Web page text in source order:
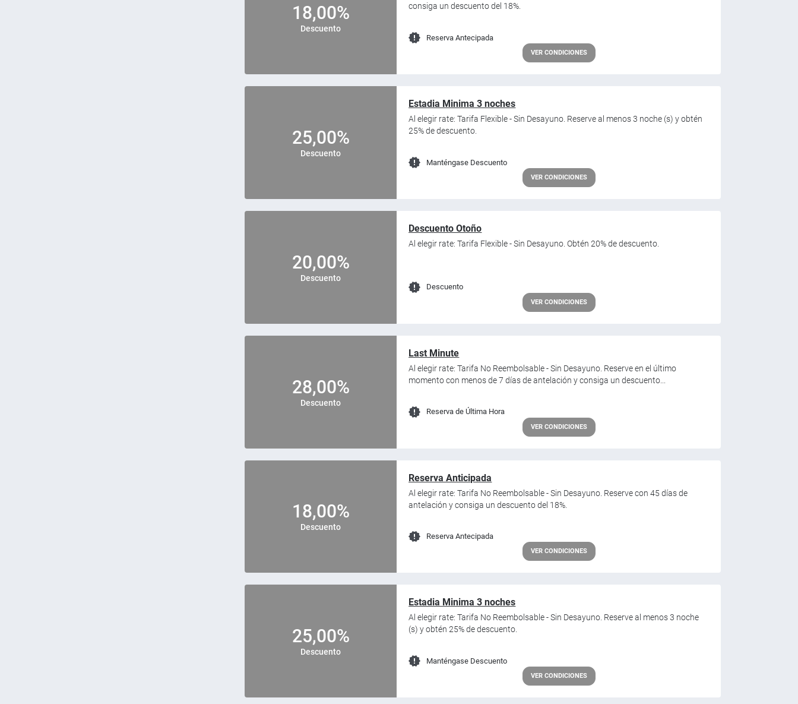
18,00%
Descuento
consiga un descuento del 18%.
Reserva Antecipada
VER CONDICIONES
25,00%
Descuento
Estadia Minima 3 noches
Al elegir rate: Tarifa Flexible - Sin Desayuno. Reserve al menos 3 noche (s) y obtén
25% de descuento.
Manténgase Descuento
VER CONDICIONES
20,00%
Descuento
Descuento Otoño
Al elegir rate: Tarifa Flexible - Sin Desayuno. Obtén 20% de descuento.
Descuento
VER CONDICIONES
28,00%
Descuento
Last Minute
Al elegir rate: Tarifa No Reembolsable - Sin Desayuno. Reserve en el último
momento con menos de 7 días de antelación y consiga un descuento...
Reserva de Última Hora
VER CONDICIONES
18,00%
Descuento
Reserva Anticipada
Al elegir rate: Tarifa No Reembolsable - Sin Desayuno. Reserve con 45 días de
antelación y consiga un descuento del 18%.
Reserva Antecipada
VER CONDICIONES
25,00%
Descuento
Estadia Minima 3 noches
Al elegir rate: Tarifa No Reembolsable - Sin Desayuno. Reserve al menos 3 noche
(s) y obtén 25% de descuento.
Manténgase Descuento
VER CONDICIONES